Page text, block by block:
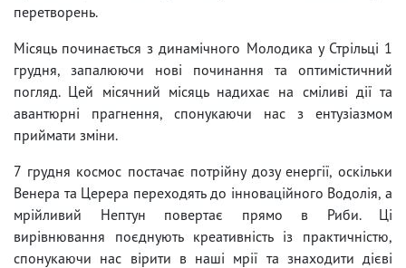
перетворень.
Місяць починається з динамічного Молодика у Стрільці 1
грудня, запалюючи нові починання та оптимістичний
погляд. Цей місячний місяць надихає на сміливі дії та
авантюрні прагнення, спонукаючи нас з ентузіазмом
приймати зміни.
7 грудня космос постачає потрійну дозу енергії, оскільки
Венера та Церера переходять до інноваційного Водолія, а
мрійливий Нептун повертає прямо в Риби. Ці
вирівнювання поєднують креативність із практичністю,
спонукаючи нас вірити в наші мрії та знаходити дієві